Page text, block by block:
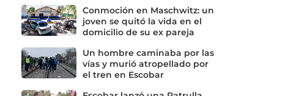
Conmoción en Maschwitz: un
joven se quitó la vida en el
domicilio de su ex pareja
Un hombre caminaba por las
vías y murió atropellado por
el tren en Escobar